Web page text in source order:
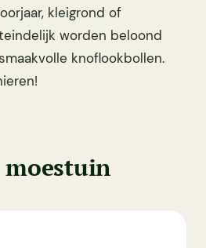
kleigrond of
worden beloond
knoflookbollen.